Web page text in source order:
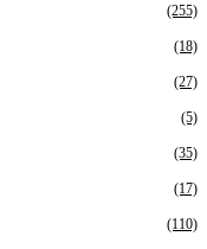
(255)
(18)
(27)
(5)
(35)
(17)
(110)